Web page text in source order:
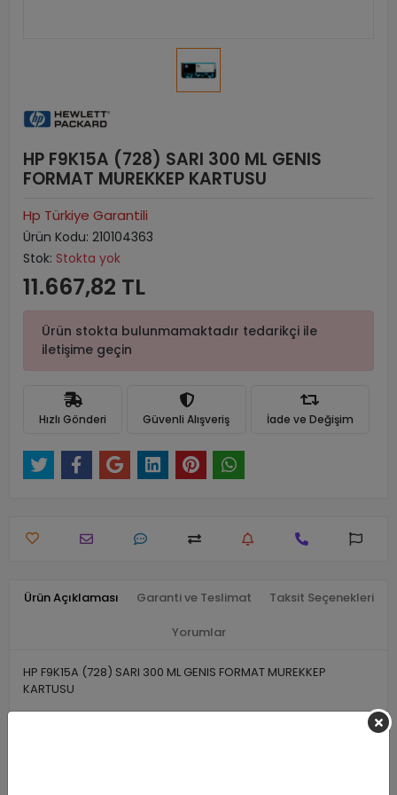
HP F9K15A (728) SARI 300 ML GENIS
FORMAT MUREKKEP KARTUSU
Hp Türkiye Garantili
Ürün Kodu: 210104363
Stok: Stokta yok
11.667,82 TL
Ürün stokta bulunmamaktadır tedarikçi ile
iletişime geçin
Hızlı Gönderi Güvenli Alışveriş İade ve Değişim
Ürün Açıklaması Garanti ve Teslimat Taksit Seçenekleri
Yorumlar
HP F9K15A (728) SARI 300 ML GENIS FORMAT MUREKKEP
KARTUSU